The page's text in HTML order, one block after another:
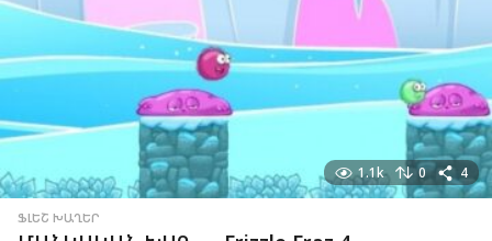
1.1k 0 4
ՖԼԵՇ ԽԱՂԵՐ